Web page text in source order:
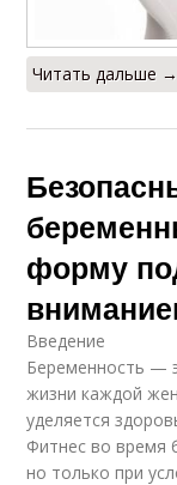
Читать дальше →
форму
Введение
Беременность —
жизни каждой
уделяется
Фитнес во время
но только при